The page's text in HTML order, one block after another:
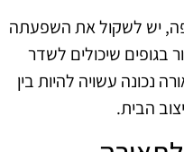
יש לשקול את השפעתה
בגופים שיכולים לשדר
נכונה עשויה להיות בין
הבית.